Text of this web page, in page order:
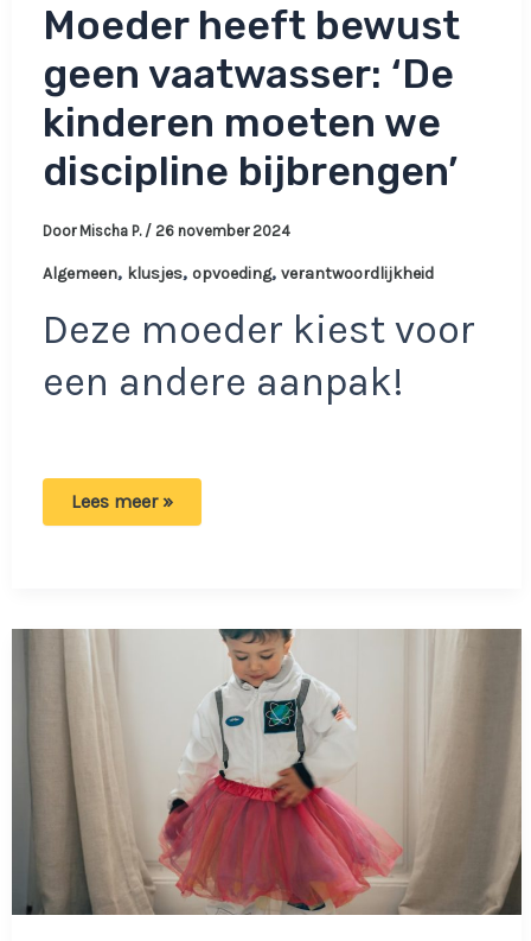
Moeder heeft bewust
geen vaatwasser: ‘De
kinderen moeten we
discipline bijbrengen’
Door Mischa P. / 26 november 2024
Algemeen, klusjes, opvoeding, verantwoordlijkheid
Deze moeder kiest voor
een andere aanpak!
Moeder
moeten
discipline
Lees meer »